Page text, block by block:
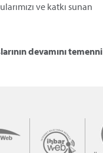
ve katkı sunan
devamını temenni